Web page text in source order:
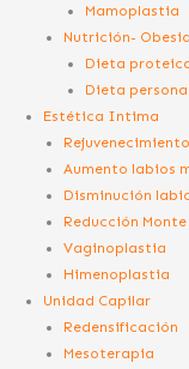
Mamoplastia
Nutrición-
Dieta
Dieta
Estética Intima
Aumento labios
Disminución
Reducción Monte
Vaginoplastia
Himenoplastia
Unidad Capilar
Redensificación
Mesoterapia